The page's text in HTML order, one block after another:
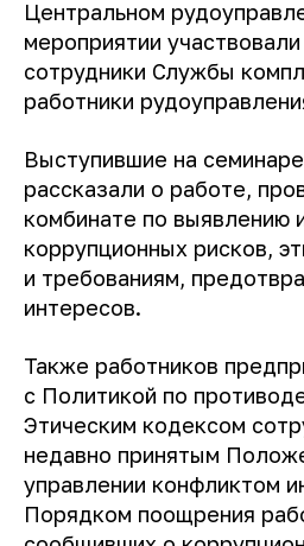
Центральном
мероприятии
сотрудники Службы
работники
Выступившие на
рассказали о работе,
комбинате по выявлению
коррупционных рисков,
и требованиям,
интересов.
Также работников
с Политикой по
Этическим кодексом
недавно принятым
управлении конфликтом
Порядком поощрения